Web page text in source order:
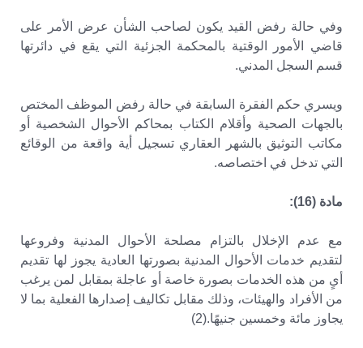
وفي حالة رفض القيد يكون لصاحب الشأن عرض الأمر على
قاضي الأمور الوقتية بالمحكمة الجزئية التي يقع في دائرتها
قسم السجل المدني.
ويسري حكم الفقرة السابقة في حالة رفض الموظف المختص
بالجهات الصحية وأقلام الكتاب بمحاكم الأحوال الشخصية أو
مكاتب التوثيق بالشهر العقاري تسجيل أية واقعة من الوقائع
التي تدخل في اختصاصه.
مادة (16):
مع عدم الإخلال بالتزام مصلحة الأحوال المدنية وفروعها
لتقديم خدمات الأحوال المدنية بصورتها العادية يجوز لها تقديم
أىٍ من هذه الخدمات بصورة خاصة أو عاجلة بمقابل لمن يرغب
من الأفراد والهيئات، وذلك مقابل تكاليف إصدارها الفعلية بما لا
يجاوز مائة وخمسين جنيهًا.(2)